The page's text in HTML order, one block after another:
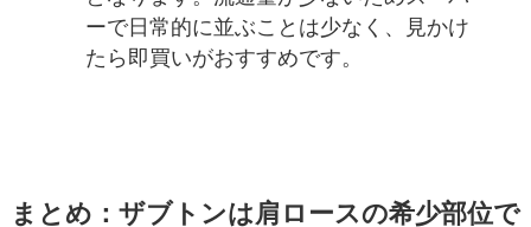
ーで日常的に並ぶことは少なく、見かけ
たら即買いがおすすめです。
まとめ：ザブトンは肩ロースの希少部位で